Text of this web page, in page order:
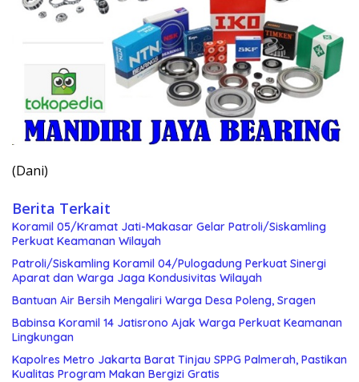
(Dani)
Berita Terkait
Koramil 05/Kramat Jati-Makasar Gelar Patroli/Siskamling
Perkuat Keamanan Wilayah
Patroli/Siskamling Koramil 04/Pulogadung Perkuat Sinergi
Aparat dan Warga Jaga Kondusivitas Wilayah
Bantuan Air Bersih Mengaliri Warga Desa Poleng, Sragen
Babinsa Koramil 14 Jatisrono Ajak Warga Perkuat Keamanan
Lingkungan
Kapolres Metro Jakarta Barat Tinjau SPPG Palmerah, Pastikan
Kualitas Program Makan Bergizi Gratis